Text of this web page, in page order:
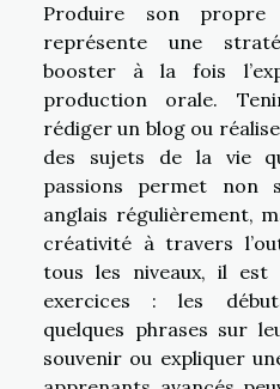
Produire son propre
représente une
booster à la fois
production orale.
rédiger un blog ou
des sujets de la vie
passions permet non
anglais régulièrement,
créativité à travers
tous les niveaux, il est
exercices : les
quelques phrases sur
souvenir ou expliquer